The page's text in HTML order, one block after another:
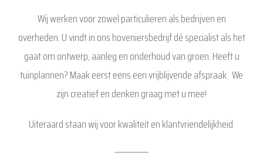
Wij werken voor zowel particulieren als bedrijven en
overheden. U vindt in ons hoveniersbedrijf dé specialist als het
gaat om ontwerp, aanleg en onderhoud van groen. Heeft u
tuinplannen? Maak eerst eens een vrijblijvende afspraak. We
zijn creatief en denken graag met u mee!
Uiteraard staan wij voor kwaliteit en klantvriendelijkheid.